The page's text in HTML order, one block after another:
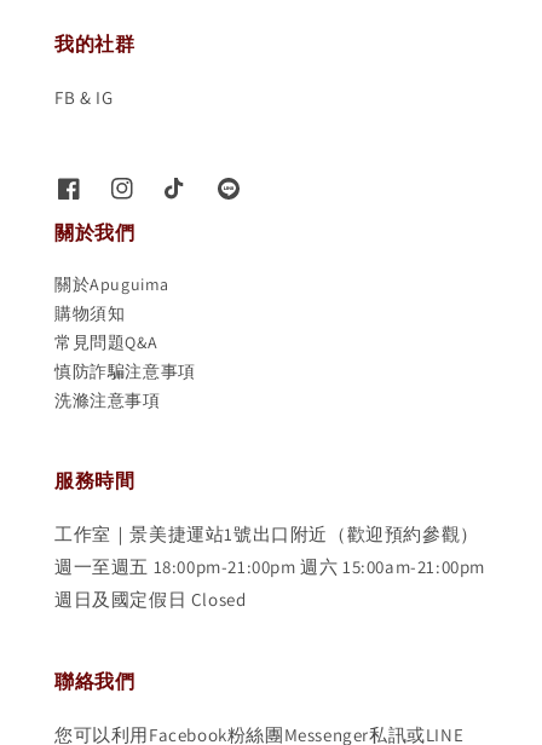
我的社群
FB & IG
關於我們
關於Apuguima
購物須知
常見問題Q&A
慎防詐騙注意事項
洗滌注意事項
服務時間
工作室｜景美捷運站1號出口附近（歡迎預約參觀）
週一至週五 18:00pm-21:00pm 週六 15:00am-21:00pm
週日及國定假日 Closed
聯絡我們
您可以利用Facebook粉絲團Messenger私訊或LINE